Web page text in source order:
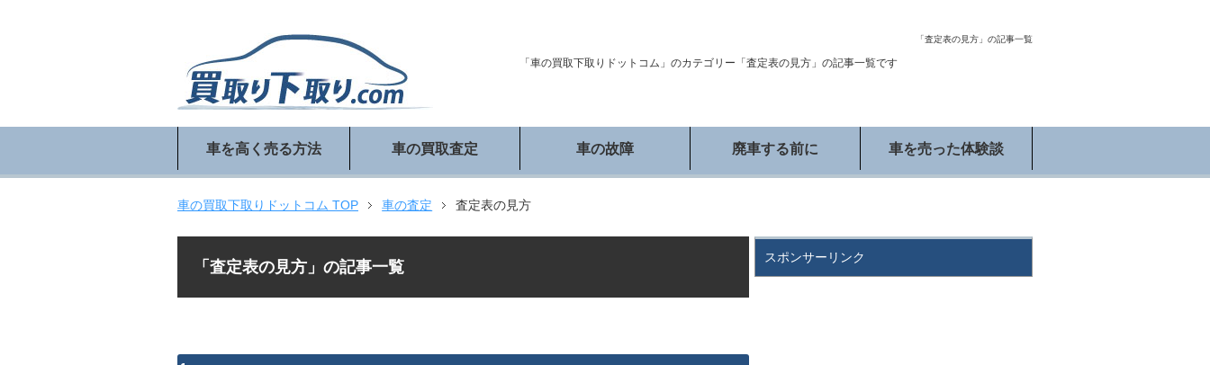
「査定表の見方」の記事一覧
「車の買取下取りドットコム」のカテゴリー「査定表の見方」の記事一覧です
車を高く売る方法 車の買取査定 車の故障 廃車する前に 車を売った体験談
車の買取下取りドットコム TOP 車の査定 査定表の見方
「査定表の見方」の記事一覧
スポンサーリンク